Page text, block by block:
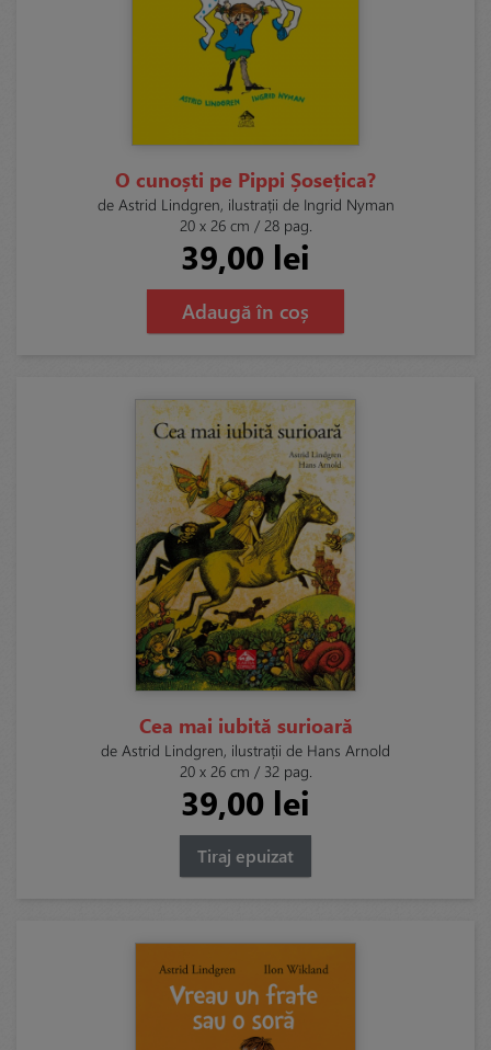
O cunoști pe Pippi Șosețica?
de Astrid Lindgren, ilustrații de Ingrid Nyman
20 x 26 cm / 28 pag.
39,00 lei
Adaugă în coș
Cea mai iubită surioară
de Astrid Lindgren, ilustrații de Hans Arnold
20 x 26 cm / 32 pag.
39,00 lei
Tiraj epuizat